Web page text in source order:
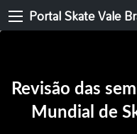
Portal Skate Vale
Revisão das
Mundial de